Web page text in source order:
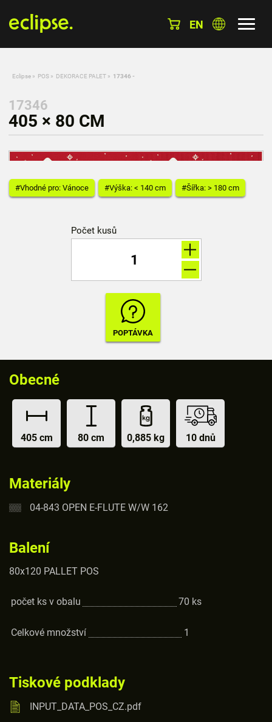
EN
Eclipse » POS » DEKORACE PALET » 17346 -
17346
405 × 80 CM
#Vhodné pro: Vánoce #Výška: < 140 cm #Šířka: > 180 cm
Počet kusů
Obecné
405 cm 80 cm 0,885 kg 10 dnů
Materiály
04-843 OPEN E-FLUTE W/W 162
Balení
80x120 PALLET POS
počet ks v obalu 70 ks
Celkové množství 1
Tiskové podklady
INPUT_DATA_POS_CZ.pdf